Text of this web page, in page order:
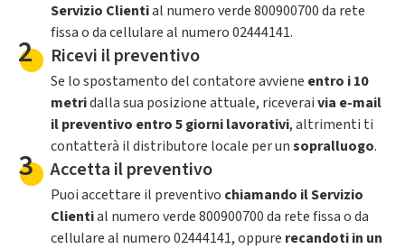
Servizio Cliential numero verde 800900700 da rete
fissa o da cellulare al numero 02444141.
2 Ricevi il preventivo
Se lo spostamento del contatore avviene entro i 10
metridalla sua posizione attuale, riceveraivia e-mail
il preventivo entro 5 giorni lavorativi, altrimenti ti
contatterà il distributore locale per unsopralluogo.
3 Accetta il preventivo
Puoi accettare il preventivo chiamando il Servizio
Cliential numero verde 800900700 da rete fissa o da
cellulare al numero 02444141, oppure recandoti in un